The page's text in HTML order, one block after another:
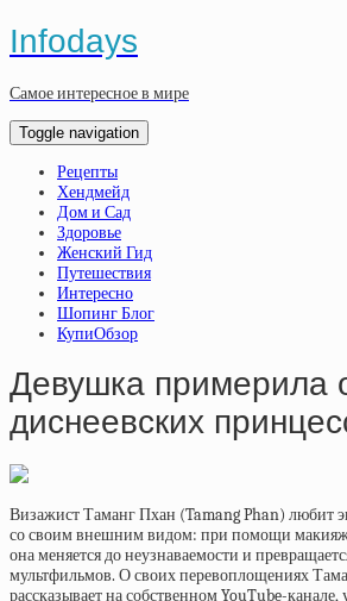
Infodays
Самое интересное в мире
Toggle navigation
Рецепты
Хендмейд
Дом и Сад
Здоровье
Женский Гид
Путешествия
Интересно
Шопинг Блог
КупиОбзор
Девушка примерила
диснеевских
Визажист Таманг Пхан (Tamang Phan) любит
со своим внешним видом: при помощи
она меняется до неузнаваемости и
мультфильмов. О своих перевоплощениях
рассказывает на собственном YouTube-канале,